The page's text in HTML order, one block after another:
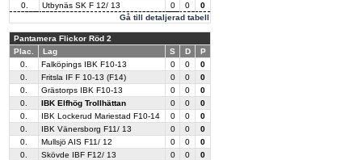
Gå till detaljerad tabell
0.
Utbynäs SK F 12/ 13 0 0 0
Pantamera Flickor Röd 2
Plac.
Lag S D P
0. Falköpings IBK F10-13 0 0
0
0.
Fritsla IF F 10-13 (F14) 0 0
0
0.
Grästorps IBK F10-13 0 0
0
0.
IBK Elfhög Trollhättan 0 0
0
0.
IBK Lockerud Mariestad F10-14 0 0
0
0.
IBK Vänersborg F11/ 13 0 0
0
0.
Mullsjö AIS F11/ 12 0 0
0
0.
Skövde IBF F12/ 13 0 0
0